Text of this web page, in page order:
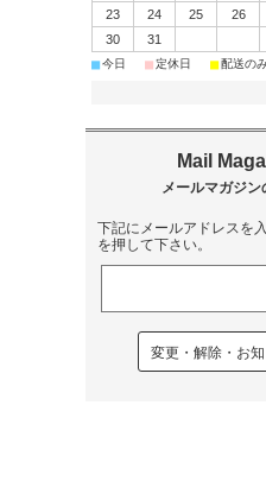
23
24 25 26
30
31
■今日 ■定休日 ■配送の
下記にメールアドレスを
を押して下さい。
変更・解除・お